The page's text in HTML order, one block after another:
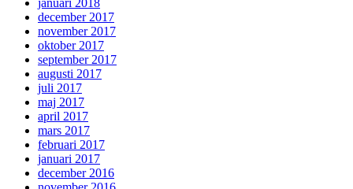
januari 2018
december 2017
november 2017
oktober 2017
september 2017
augusti 2017
juli 2017
maj 2017
april 2017
mars 2017
februari 2017
januari 2017
december 2016